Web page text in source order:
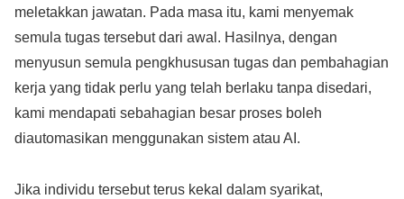
meletakkan jawatan. Pada masa itu, kami menyemak
semula tugas tersebut dari awal. Hasilnya, dengan
menyusun semula pengkhususan tugas dan pembahagian
kerja yang tidak perlu yang telah berlaku tanpa disedari,
kami mendapati sebahagian besar proses boleh
diautomasikan menggunakan sistem atau AI.
Jika individu tersebut terus kekal dalam syarikat,